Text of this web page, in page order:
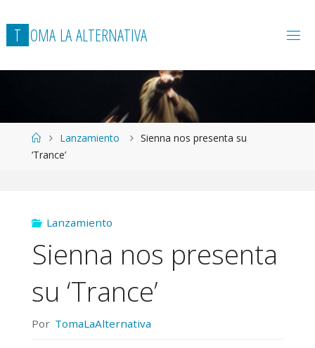
T OMA LAALTERNATIVA
Página
de
Lanzamiento
Sienna nos presenta su
‘Trance’
Lanzamiento
Sienna nos presenta
su ‘Trance’
Por TomaLaAlternativa